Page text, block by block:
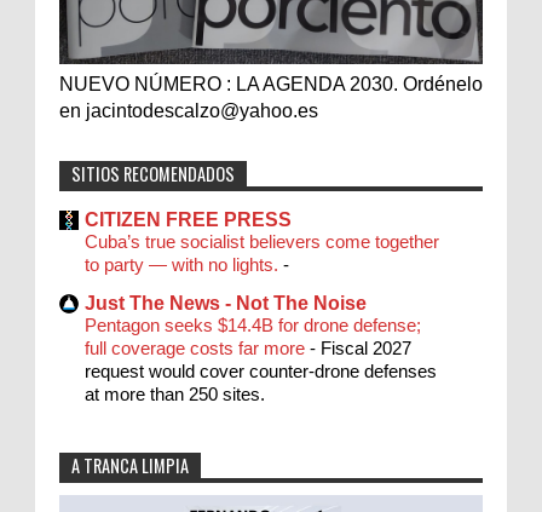
NUEVO NÚMERO : LA AGENDA 2030. Ordénelo
en jacintodescalzo@yahoo.es
SITIOS RECOMENDADOS
CITIZEN FREE PRESS
Cuba’s true socialist believers come together
to party — with no lights. -
Just The News - Not The Noise
Pentagon seeks $14.4B for drone defense;
full coverage costs far more - Fiscal 2027
request would cover counter-drone defenses
at more than 250 sites.
A TRANCA LIMPIA